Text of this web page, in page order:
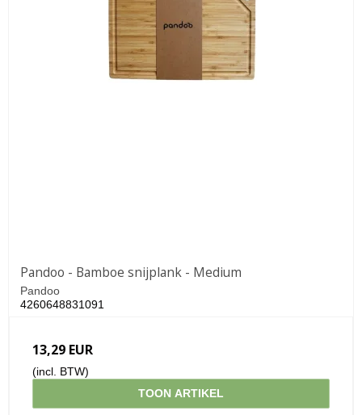
Pandoo - Bamboe snijplank - Medium
Pandoo
4260648831091
13,29 EUR
(incl. BTW)
TOON ARTIKEL